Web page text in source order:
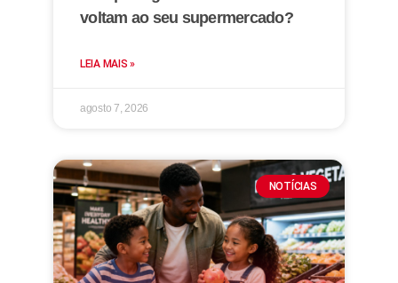
voltam ao seu supermercado?
LEIA MAIS »
agosto 7, 2026
NOTÍCIAS